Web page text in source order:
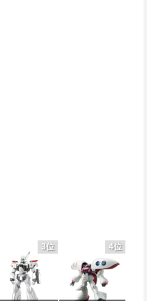
3位 4位